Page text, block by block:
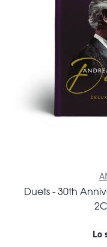
Duets - 30th
Lo